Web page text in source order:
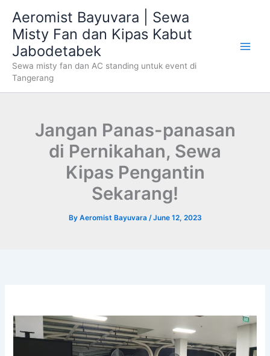
content
Aeromist Bayuvara | Sewa
Misty Fan dan Kipas Kabut
Jabodetabek
Sewa misty fan dan AC standing untuk event di
Tangerang
Jangan Panas-panasan
di Pernikahan, Sewa
Kipas Pengantin
Sekarang!
By Aeromist Bayuvara /June 12, 2023